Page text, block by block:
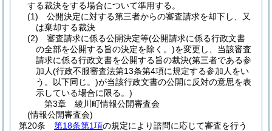
する裁決をする場合について準用する。
(1)
公開決定に対する第三者からの審査請求を却下し、又
は棄却する裁決
(2)
審査請求に係る公開決定等(公開請求に係る行政文書
の全部を公開する旨の決定を除く。)を変更し、当該審査
請求に係る行政文書を公開する旨の裁決(第三者である参
加人(行政不服審査法第13条第4項に規定する参加人をい
う。以下同じ。)が当該行政文書の公開に反対の意思を表
示している場合に限る。)
第3章
綾川町情報公開審査会
(情報公開審査会)
第20条
第18条第1項の規定により諮問に応じて審査を行う